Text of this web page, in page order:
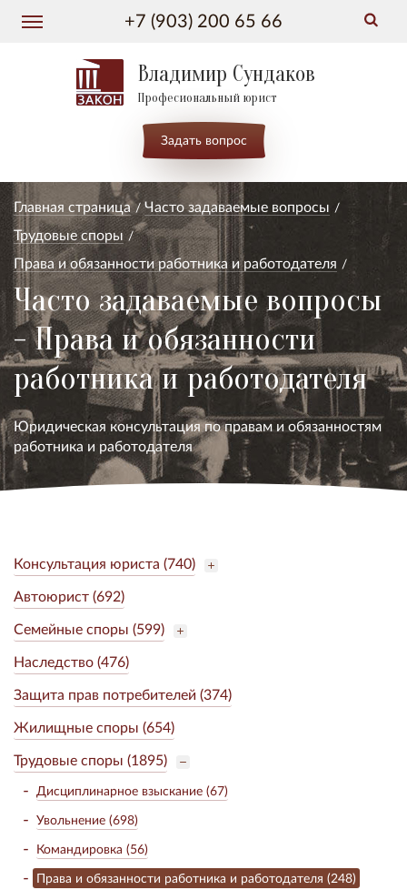
+7 (903) 200 65 66
Владимир Сундаков
Професиональный юрист
Задать вопрос
Главная страница
Часто задаваемые вопросы
Трудовые споры
Права и обязанности работника и работодателя
Часто задаваемые вопросы
- Права и обязанности
работника и работодателя
Юридическая консультация по правам и обязанностям
работника и работодателя
Консультация юриста (740)
Автоюрист (692)
Семейные споры (599)
Наследство (476)
Защита прав потребителей (374)
Жилищные споры (654)
Трудовые споры (1895)
Дисциплинарное взыскание (67)
Увольнение (698)
Командировка (56)
Права и обязанности работника и работодателя (248)